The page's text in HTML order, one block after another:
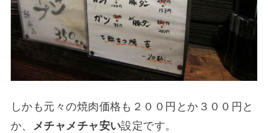
しかも元々の焼肉価格も２００円とか３００円と
か、 メチャメチャ安い設定です。